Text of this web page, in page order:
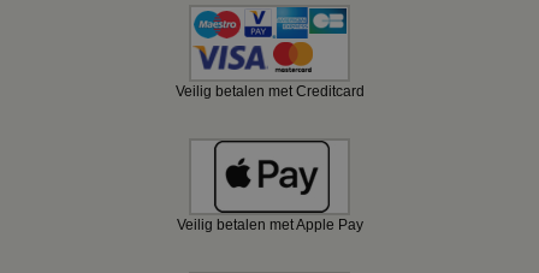
Veilig betalen met Creditcard
Veilig betalen met Apple Pay